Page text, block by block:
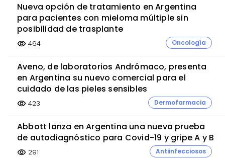
Nueva opción de tratamiento en Argentina
para pacientes con mieloma múltiple sin
posibilidad de trasplante
visibility 464 Oncología
Aveno, de laboratorios Andrómaco, presenta
en Argentina su nuevo comercial para el
cuidado de las pieles sensibles
visibility 423 Dermofarmacia
Abbott lanza en Argentina una nueva prueba
de autodiagnóstico para Covid-19 y gripe A y B
visibility 291 Antiinfecciosos